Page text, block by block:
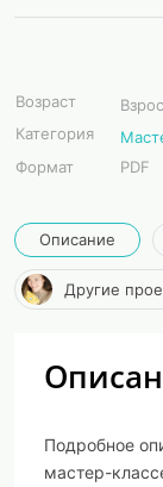
Возраст
Категория
Формат
PDF
Описание
Другие
Подробное
мастер-